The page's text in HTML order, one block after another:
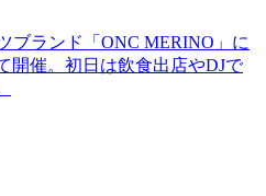
ブランド「ONC MERINO」に
開催。初日は飲食出店やDJで